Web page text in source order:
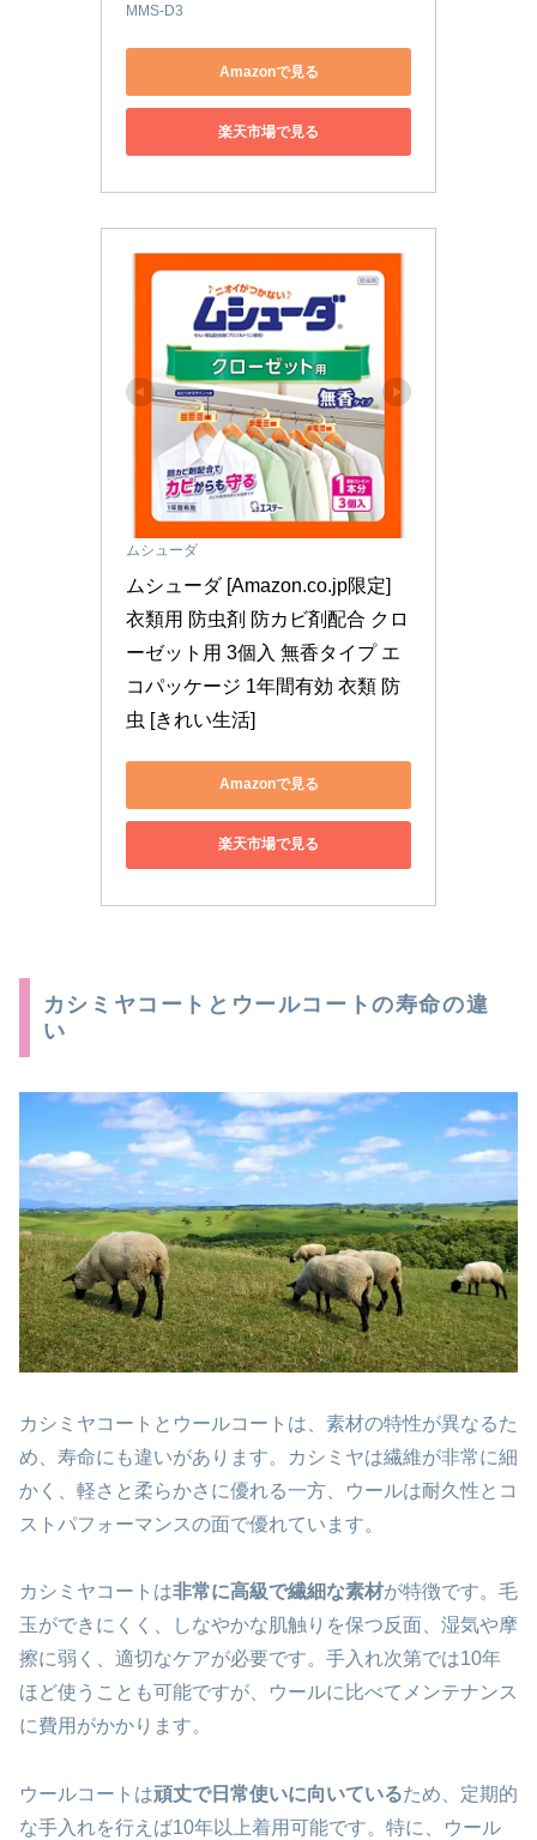
MMS-D3
Amazonで見る
楽天市場で見る
ムシューダ
ムシューダ [Amazon.co.jp限定]
衣類用 防虫剤 防カビ剤配合 クロ
ーゼット用 3個入 無香タイプ エ
コパッケージ 1年間有効 衣類 防
虫 [きれい生活]
Amazonで見る
楽天市場で見る
カシミヤコートとウールコートの寿命の違
い
カシミヤコートとウールコートは、素材の特性が異なるた
め、寿命にも違いがあります。カシミヤは繊維が非常に細
かく、軽さと柔らかさに優れる一方、ウールは耐久性とコ
ストパフォーマンスの面で優れています。
カシミヤコートは非常に高級で繊細な素材が特徴です。毛
玉ができにくく、しなやかな肌触りを保つ反面、湿気や摩
擦に弱く、適切なケアが必要です。手入れ次第では10年
ほど使うことも可能ですが、ウールに比べてメンテナンス
に費用がかかります。
ウールコートは頑丈で日常使いに向いているため、定期的
な手入れを行えば10年以上着用可能です。特に、ウール